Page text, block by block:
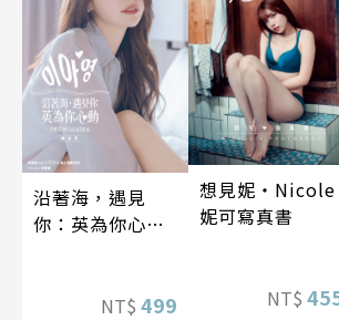
沿著海，遇見
你：英為你心動
NT$ 499
想見妮‧Nicole
妮可寫真書
NT$